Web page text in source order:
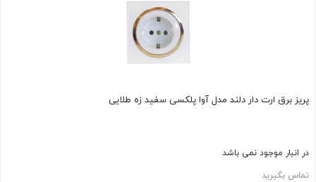
پریز برق ارت دار دلند مدل آوا پلکسی سفید زه طلایی
در انبار موجود نمی باشد
تماس بگیرید